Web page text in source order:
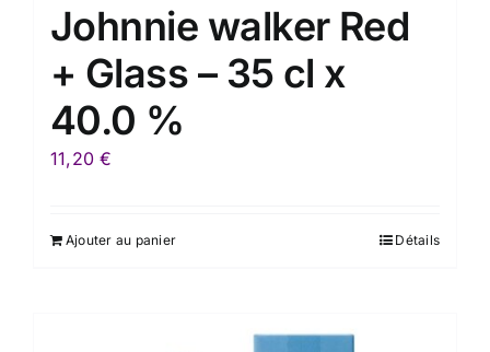
Johnnie walker Red
+ Glass – 35 cl x
40.0 %
11,20€
Ajouter au panier Détails